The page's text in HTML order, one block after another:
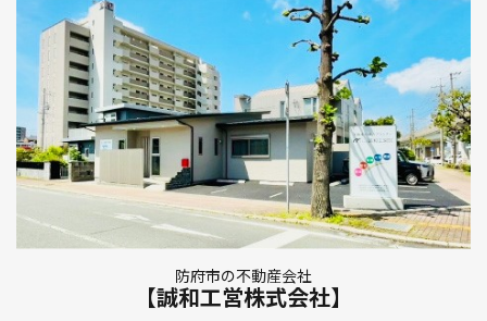
防府市の不動産会社
【誠和工営株式会社】